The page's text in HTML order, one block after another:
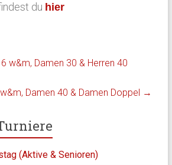
du hier
w&m, Damen 30 & Herren 40
Damen 40 & Damen Doppel →
(Aktive & Senioren)